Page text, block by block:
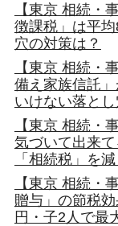
【東京 相続・
徴課税」は平
穴の対策は？
【東京 相続・
備え家族信託
いけない落とし
【東京 相続・
気づいて出来
「相続税」を
【東京 相続・
贈与」の節税
円・子2人で最